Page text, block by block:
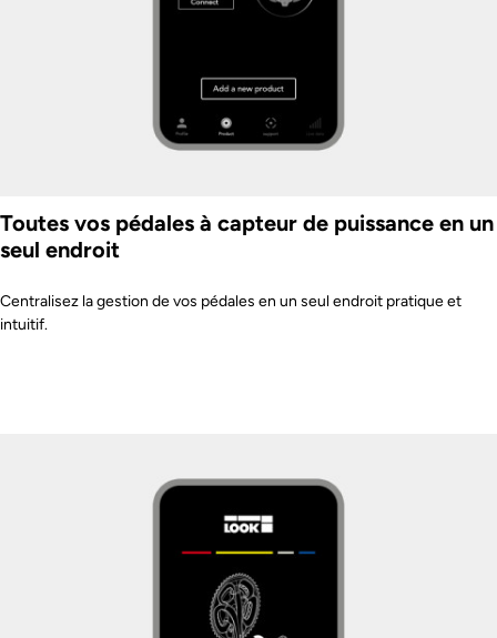
Toutes vos pédales à capteur de puissance en un
seul endroit
Centralisez la gestion de vos pédales en un seul endroit pratique et
intuitif.